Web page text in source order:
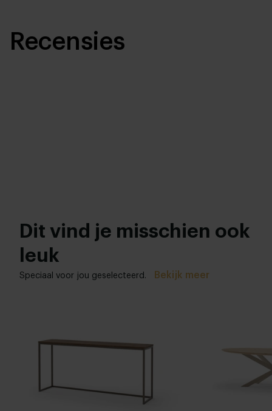
Recensies
Dit vind je misschien ook
leuk
Speciaal voor jou geselecteerd. Bekijk meer